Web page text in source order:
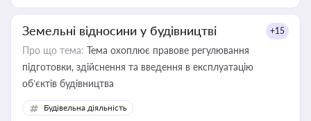
Земельні відносини у будівництві +15
Про що тема: Тема охоплює правове регулювання
підготовки, здійснення та введення в експлуатацію
об’єктів будівництва
Будівельна діяльність